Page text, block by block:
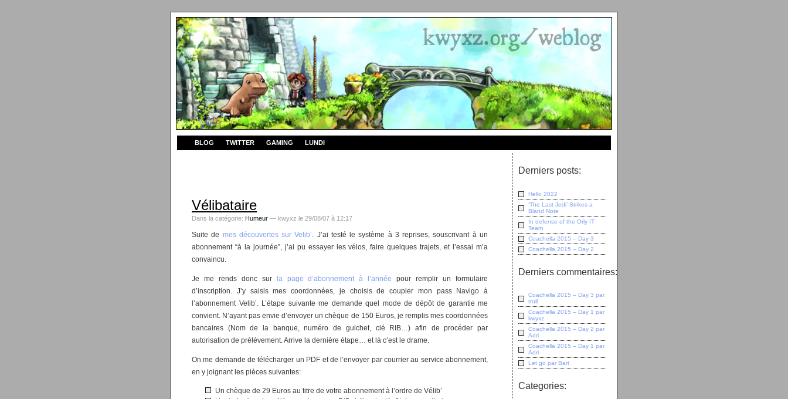
BLOG TWITTER GAMING LUNDI
Vélibataire
Dans la catégorie: Humeur — kwyxz le 29/08/07 à 12:17
Suite de mes découvertes sur Velib’. J’ai testé le système à 3 reprises, souscrivant à un
abonnement “à la journée”, j’ai pu essayer les vélos, faire quelques trajets, et l’essai m’a
convaincu.
Je me rends donc sur la page d’abonnement à l’année pour remplir un formulaire
d’inscription. J’y saisis mes coordonnées, je choisis de coupler mon pass Navigo à
l’abonnement Velib’. L’étape suivante me demande quel mode de dépôt de garantie me
convient. N’ayant pas envie d’envoyer un chèque de 150 Euros, je remplis mes coordonnées
bancaires (Nom de la banque, numéro de guichet, clé RIB…) afin de procéder par
autorisation de prélèvement. Arrive la dernière étape… et là c’est le drame.
On me demande de télécharger un PDF et de l’envoyer par courrier au service abonnement,
en y joignant les pièces suivantes:
Un chèque de 29 Euros au titre de votre abonnement à l’ordre de Vélib’
Derniers posts:
Hello 2022
‘The Last Jedi’ Strikes a
Bland Note
In defense of the Orly IT
Team
Coachella 2015 – Day 3
Coachella 2015 – Day 2
Derniers commentaires:
Coachella 2015 – Day 3 par
troll
Coachella 2015 – Day 1 par
kwyxz
Coachella 2015 – Day 2 par
Adri
Coachella 2015 – Day 1 par
Adri
Let go par Bart
Categories: